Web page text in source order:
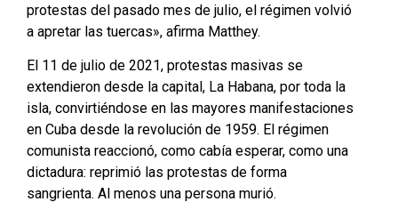
protestas del pasado mes de julio, el régimen volvió
a apretar las tuercas», afirma Matthey.
El 11 de julio de 2021, protestas masivas se
extendieron desde la capital, La Habana, por toda la
isla, convirtiéndose en las mayores manifestaciones
en Cuba desde la revolución de 1959. El régimen
comunista reaccionó, como cabía esperar, como una
dictadura: reprimió las protestas de forma
sangrienta. Al menos una persona murió.